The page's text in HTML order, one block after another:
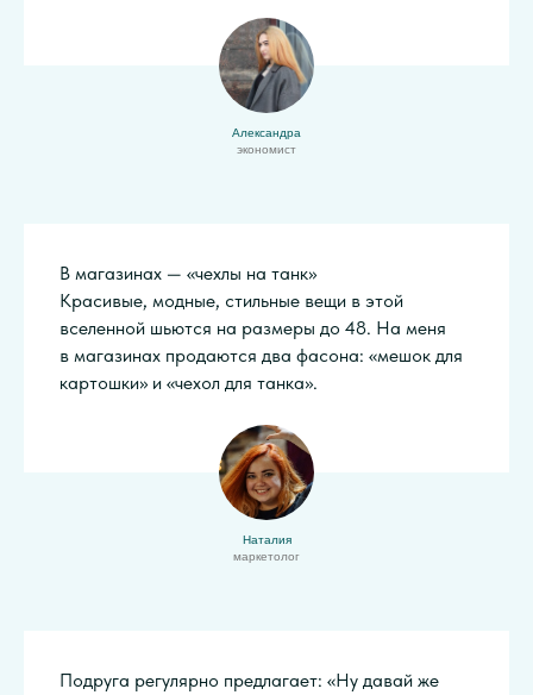
Александра
экономист
В магазинах — «чехлы на танк»
Красивые, модные, стильные вещи в этой
вселенной шьются на размеры до 48. На меня
в магазинах продаются два фасона: «мешок для
картошки» и «чехол для танка».
Наталия
маркетолог
Подруга регулярно предлагает: «Ну давай же